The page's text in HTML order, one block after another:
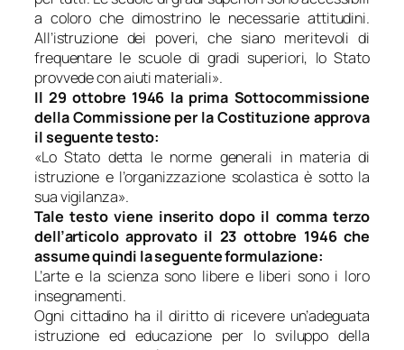
a coloro che dimostrino le necessarie attitudini.
All’istruzione dei poveri, che siano meritevoli di
frequentare le scuole di gradi superiori, lo Stato
provvede con aiuti materiali».
Il 29 ottobre 1946 la prima Sottocommissione
della Commissione per la Costituzione approva
il seguente testo:
«Lo Stato detta le norme generali in materia di
istruzione e l’organizzazione scolastica è sotto la
sua vigilanza».
Tale testo viene inserito dopo il comma terzo
dell’articolo approvato il 23 ottobre 1946 che
assume quindi la seguente formulazione:
L’arte e la scienza sono libere e liberi sono i loro
insegnamenti.
Ogni cittadino ha il diritto di ricevere un’adeguata
istruzione ed educazione per lo sviluppo della